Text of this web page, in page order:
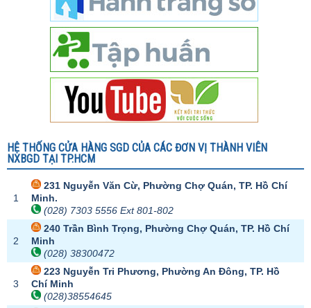
HỆ THỐNG CỬA HÀNG SGD CỦA CÁC ĐƠN VỊ THÀNH VIÊN
NXBGD TẠI TP.HCM
1
231 Nguyễn Văn Cừ, Phường Chợ Quán, TP. Hồ Chí
Minh.
(028) 7303 5556 Ext 801-802
2
240 Trần Bình Trọng, Phường Chợ Quán, TP. Hồ Chí
Minh
(028) 38300472
3
223 Nguyễn Tri Phương, Phường An Đông, TP. Hồ
Chí Minh
(028)38554645